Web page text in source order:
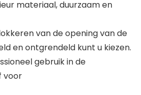
materiaal, duurzaam en
van de opening van de
en ontgrendeld kunt u kiezen.
gebruik in de
voor